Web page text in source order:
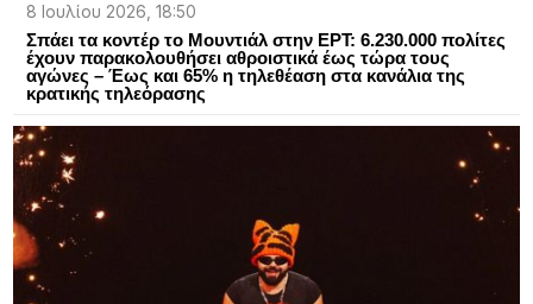
8 Ιουλίου 2026, 18:50
Σπάει τα κοντέρ το Μουντιάλ στην ΕΡΤ: 6.230.000 πολίτες
έχουν παρακολουθήσει αθροιστικά έως τώρα τους
αγώνες – Έως και 65% η τηλεθέαση στα κανάλια της
κρατικής τηλεόρασης